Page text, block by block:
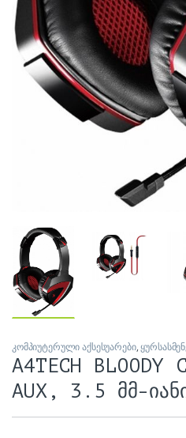
კომპიუტერული აქსესუარები,
A4TECH BLOODY
AUX, 3.5 მმ-